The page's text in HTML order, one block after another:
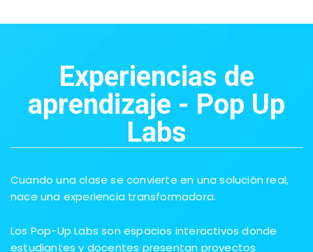
Experiencias de
aprendizaje - Pop Up
Labs
Cuando una clase se convierte en una solución real,
nace una experiencia transformadora.
Los Pop-Up Labs son espacios interactivos donde
estudiantes y docentes presentan proyectos